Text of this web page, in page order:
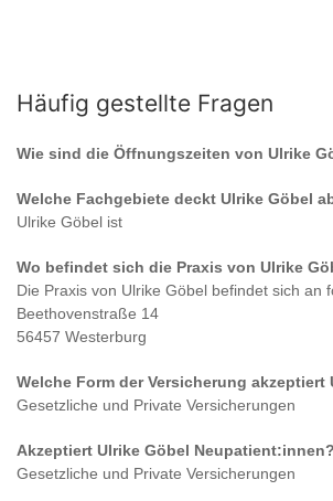
Häufig gestellte Fragen
Wie sind die Öffnungszeiten von Ulrike
Welche Fachgebiete deckt Ulrike Göbel
Ulrike Göbel ist
Wo befindet sich die Praxis von Ulrike
Die Praxis von Ulrike Göbel befindet sich an
Beethovenstraße 14
56457 Westerburg
Welche Form der Versicherung akzeptiert
Gesetzliche und Private Versicherungen
Akzeptiert Ulrike Göbel Neupatient:innen?
Gesetzliche und Private Versicherungen